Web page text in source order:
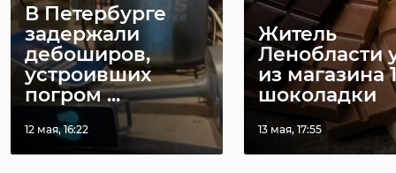
В Петербурге
задержали
дебоширов,
устроивших
погром ...
12 мая, 16:22
Житель
Ленобласти
из магазина
шоколадки
13 мая, 17:55